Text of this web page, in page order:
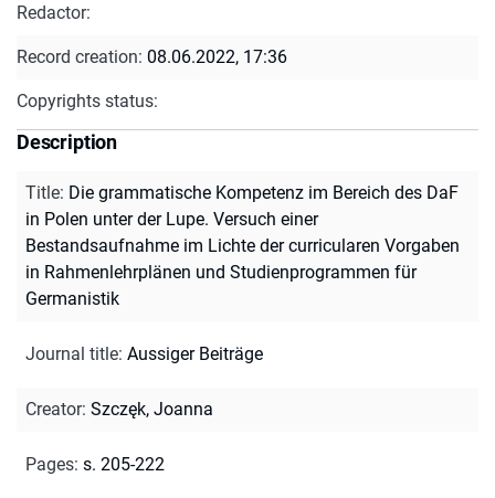
Redactor:
Record creation: 08.06.2022, 17:36
Copyrights status:
Description
Title: Die grammatische Kompetenz im Bereich des DaF
in Polen unter der Lupe. Versuch einer
Bestandsaufnahme im Lichte der curricularen Vorgaben
in Rahmenlehrplänen und Studienprogrammen für
Germanistik
Journal title: Aussiger Beiträge
Creator: Szczęk, Joanna
Pages: s. 205-222